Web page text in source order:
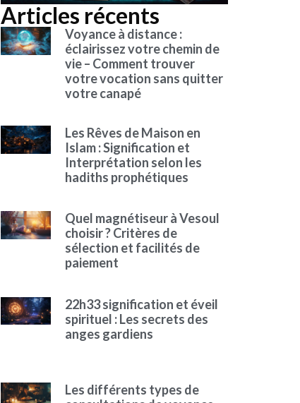
Articles récents
Voyance à distance :
éclairissez votre chemin de
vie – Comment trouver
votre vocation sans quitter
votre canapé
Les Rêves de Maison en
Islam : Signification et
Interprétation selon les
hadiths prophétiques
Quel magnétiseur à Vesoul
choisir ? Critères de
sélection et facilités de
paiement
22h33 signification et éveil
spirituel : Les secrets des
anges gardiens
Les différents types de